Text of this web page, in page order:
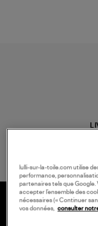
lulli-sur-la-toile.com utilise
performance,
partenaires tels que Google.
accepter l’ensemble des
nécessaires (« Continuer
vos données, consulter